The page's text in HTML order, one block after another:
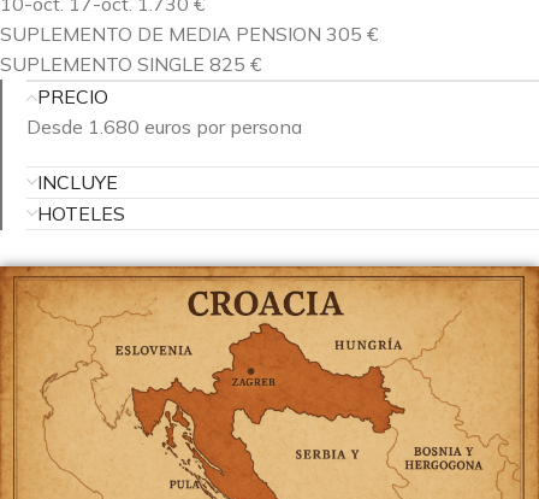
SUPLEMENTO DE MEDIA PENSION 305 €
SUPLEMENTO SINGLE 825 €
PRECIO
Desde 1.680 euros por persona
INCLUYE
HOTELES